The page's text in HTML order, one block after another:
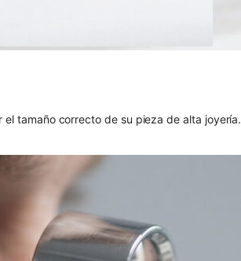
tamaño correcto de su pieza de alta joyería.